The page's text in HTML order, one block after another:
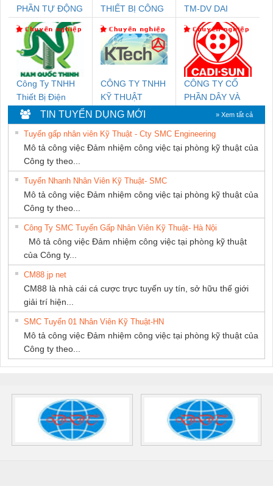
PHẦN TỰ ĐỘNG
TIẾN HƯNG
THIẾT BỊ CÔNG
SETSUBI VIỆT
NAM
TM-DV DAI
DONG THANH
Công Ty TNHH
Thiết Bị Điện
Nam Quốc Thịnh
CÔNG TY TNHH
KỸ THUẬT
KTECH VIỆT
NAM
CÔNG TY CỔ
PHẦN DÂY VÀ
CÁP ĐIỆN
THƯỢNG ĐÌNH
TIN TUYỂN DỤNG MỚI » Xem tất cả
Tuyển gấp nhân viên Kỹ Thuật - Cty SMC Engineering
Mô tả công việc Đảm nhiệm công việc tại phòng kỹ thuật của
Công ty theo...
Tuyển Nhanh Nhân Viên Kỹ Thuật- SMC
Mô tả công việc Đảm nhiệm công việc tại phòng kỹ thuật của
Công ty theo...
Công Ty SMC Tuyển Gấp Nhân Viên Kỹ Thuật- Hà Nội
Mô tả công việc Đảm nhiệm công việc tại phòng kỹ thuật
của Công ty...
CM88 jp net
CM88 là nhà cái cá cược trực tuyến uy tín, sở hữu thế giới
giải trí hiện...
SMC Tuyển 01 Nhân Viên Kỹ Thuật-HN
Mô tả công việc Đảm nhiệm công việc tại phòng kỹ thuật của
Công ty theo...